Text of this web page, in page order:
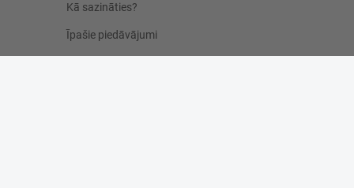
Kā sazināties?
Īpašie piedāvājumi